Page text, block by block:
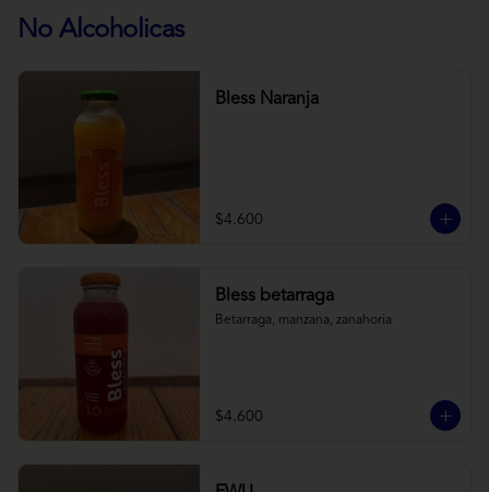
No Alcoholicas
Bless Naranja
$4.600
Bless betarraga
Betarraga, manzana, zanahoria
$4.600